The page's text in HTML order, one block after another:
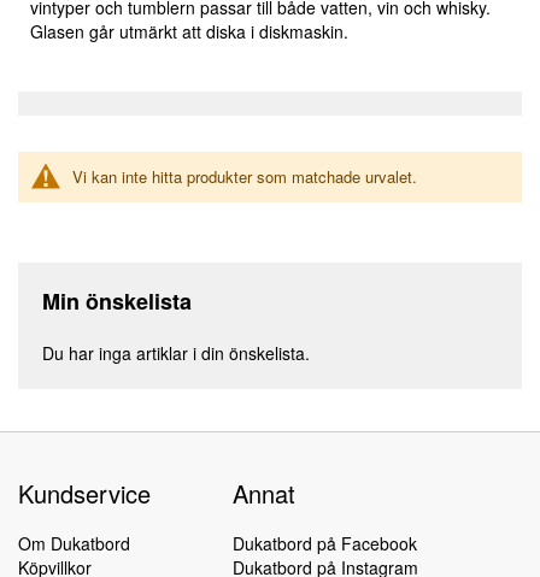
vintyper och tumblern passar till både vatten, vin och whisky.
Glasen går utmärkt att diska i diskmaskin.
Vi kan inte hitta produkter som matchade urvalet.
Min önskelista
Du har inga artiklar i din önskelista.
Kundservice
Om Dukatbord
Köpvillkor
Annat
Dukatbord på Facebook
Dukatbord på Instagram